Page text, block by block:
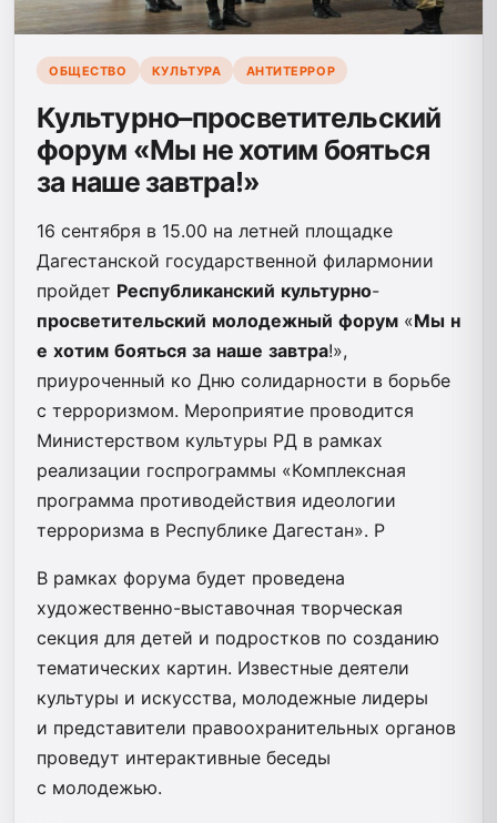
ОБЩЕСТВО КУЛЬТУРА АНТИТЕРРОР
Культурно–просветительский
форум «Мы не хотим бояться
за наше завтра!»
16 сентября в 15.00 на летней площадке
Дагестанской государственной филармонии
пройдет Республиканский культурно-
просветительский молодежный форум «Мы н
е хотим бояться за наше завтра!»,
приуроченный ко Дню солидарности в борьбе
с терроризмом. Мероприятие проводится
Министерством культуры РД в рамках
реализации госпрограммы «Комплексная
программа противодействия идеологии
терроризма в Республике Дагестан». Р
В рамках форума будет проведена
художественно-выставочная творческая
секция для детей и подростков по созданию
тематических картин. Известные деятели
культуры и искусства, молодежные лидеры
и представители правоохранительных органов
проведут интерактивные беседы
с молодежью.